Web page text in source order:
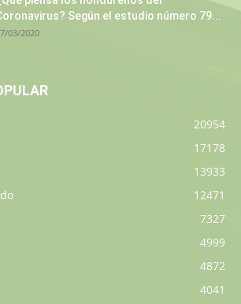
Según el estudio número 79...
03/2020
20954
17178
13933
12471
7327
4999
4872
4041